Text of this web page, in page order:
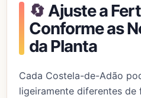
🔄Ajuste a
Conforme as
da Planta
Cada Costela-de-Adão
ligeiramente diferentes de